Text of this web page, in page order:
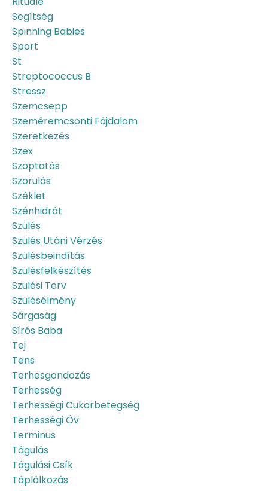
Segítség
Spinning Babies
Sport
St
Streptococcus B
Stressz
Szemcsepp
Szeméremcsonti Fájdalom
Szeretkezés
Szex
Szoptatás
Szorulás
Széklet
Szénhidrát
Szülés
Szülés Utáni Vérzés
Szülésbeindítás
Szülésfelkészítés
Szülési Terv
Szülésélmény
Sárgaság
Sírós Baba
Tej
Tens
Terhesgondozás
Terhesség
Terhességi Cukorbetegség
Terhességi Öv
Terminus
Tágulás
Tágulási Csík
Táplálkozás